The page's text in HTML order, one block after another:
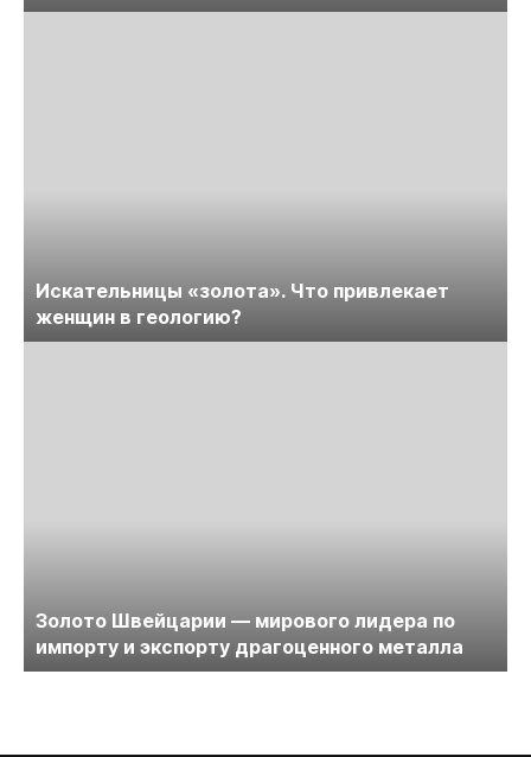
Искательницы «золота». Что привлекает
женщин в геологию?
Золото Швейцарии — мирового лидера по
импорту и экспорту драгоценного металла